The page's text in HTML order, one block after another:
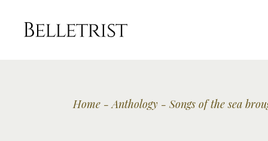
Home Anthology Songs of the sea